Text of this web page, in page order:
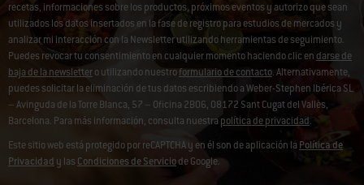
recetas, informaciones sobre los productos, próximos eventos y autorizo que sean
utilizados los datos insertados en la fase de registro para estudios de mercados y
analizar mi interacción con la Newsletter utilizando herramientas de seguimiento.
Puedes revocar tu consentimiento en cualquier momento haciendo clic en darse de
baja de la newslettero utilizando nuestroformulario de contacto. Alternativamente,
puedes solicitar la eliminación de tus datos escribiendo a Weber-Stephen Ibérica SL
– Avinguda de la Torre Blanca, 57 – Oficina 2B06, 08172 Sant Cugat del Vallès,
Barcelona. Para más información, consulta nuestra política de privacidad.
Este sitio web está protegido por reCAPTCHA y en él son de aplicación laPolítica de
Privacidad y las Condiciones de Serviciode Google.